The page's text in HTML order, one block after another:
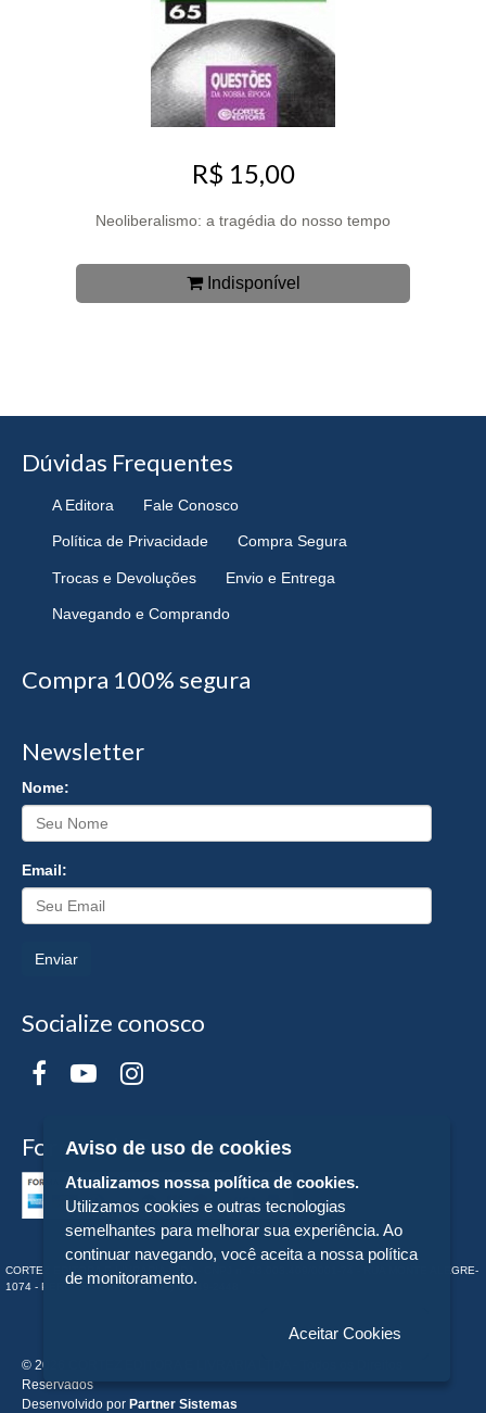
R$ 15,00
Neoliberalismo: a tragédia do nosso tempo
Indisponível
Dúvidas Frequentes
A Editora Fale Conosco
Política de Privacidade Compra Segura
Trocas e Devoluções Envio e Entrega
Navegando e Comprando
Compra 100% segura
Newsletter
Nome:
Email:
Enviar
Socialize conosco
Formas de Pagamento
CORTEZ EDITORA E LIVRARIA LTDA - CNPJ n° 43.003.409/0001-74 - RUA MONTE ALEGRE-
1074 - PERDIZES - SP - Tel:. (11) 98549-2448
© 2026 CORTEZ EDITORA E LIVRARIA LTDA - Todos os Direitos
Reservados
Desenvolvido por Partner Sistemas
Aviso de uso de cookies
Atualizamos nossa política de cookies.
Utilizamos cookies e outras tecnologias
semelhantes para melhorar sua experiência. Ao
continuar navegando, você aceita a nossa política
de monitoramento.
Aceitar Cookies